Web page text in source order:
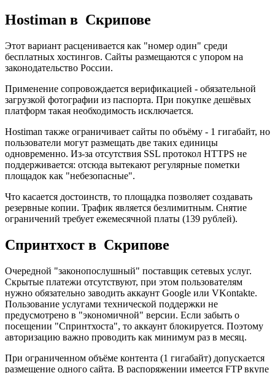
Hostiman в Скрипове
Этот вариант расценивается как "номер один" среди
бесплатных хостингов. Сайты размещаются с упором на
законодательство России.
Применение сопровождается верификацией - обязательной
загрузкой фотографии из паспорта. При покупке дешёвых
платформ такая необходимость исключается.
Hostiman также ограничивает сайты по объёму - 1 гигабайт, но
пользователи могут размещать две таких единицы
одновременно. Из-за отсутствия SSL протокол HTTPS не
поддерживается: отсюда вытекают регулярные пометки
площадок как "небезопасные".
Что касается достоинств, то площадка позволяет создавать
резервные копии. Трафик является безлимитным. Снятие
ограничений требует ежемесячной платы (139 рублей).
Спринтхост в Скрипове
Очередной "законопослушный" поставщик сетевых услуг.
Скрытые платежи отсутствуют, при этом пользователям
нужно обязательно заводить аккаунт Google или VKontakte.
Пользование услугами технической поддержки не
предусмотрено в "экономичной" версии. Если забыть о
посещении "Спринтхоста", то аккаунт блокируется. Поэтому
авторизацию важно проводить как минимум раз в месяц.
При ограниченном объёме контента (1 гигабайт) допускается
размещение одного сайта. В распоряжении имеется FTP вкупе